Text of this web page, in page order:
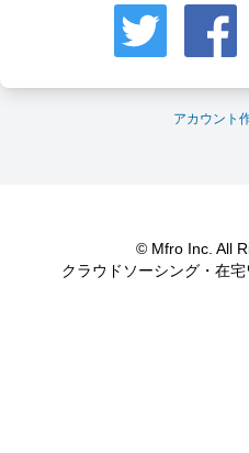
アカウント
© Mfro Inc. All
クラウドソーシング・在宅